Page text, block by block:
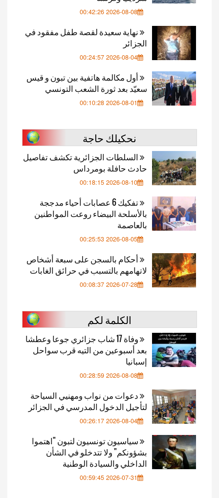
2026-08-08 00:42:26
نهاية سعيدة لقصة طفل مفقود في
الجزائر
2026-08-04 00:24:57
أول مكالمة هاتفية بين تبون و قيس
سعيّد بعد ثورة الشعب التونسي
2026-08-01 00:10:28
نحكيلك حاجة
السلطات الجزائرية تكشف تفاصيل
حادث حافلة بومرداس
2026-08-10 00:18:15
تفكيك 6 عصابات أحياء مدججة
بالأسلحة البيضاء روعت المواطنين
بالعاصمة
2026-08-05 00:25:53
أحكام بالسجن على سبعة أشخاص
لاتهامهم بالتسبب في حرائق الغابات
2026-07-28 00:08:37
الكلمة لكم
وفاة 17 شاب جزائري جوعا وعطشا
بعد أسبوعين من التيه قرب سواحل
إسبانيا
2026-08-08 00:28:59
دعوات من نواب ومهنيي السياحة
لتأجيل الدخول المدرسي في الجزائر
2026-08-04 00:26:17
سياسيون تونسيون لتبون "اهتموا
بشؤونكم" ولا تتدخلو في الشأن
الداخلي والسيادة الوطنية
2026-07-31 00:59:45